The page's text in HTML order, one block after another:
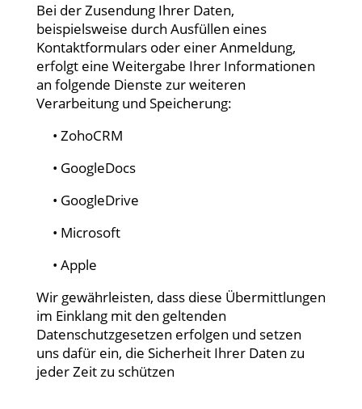
Bei der Zusendung Ihrer Daten,
beispielsweise durch Ausfüllen eines
Kontaktformulars oder einer Anmeldung,
erfolgt eine Weitergabe Ihrer Informationen
an folgende Dienste zur weiteren
Verarbeitung und Speicherung:
• ZohoCRM
• GoogleDocs
• GoogleDrive
• Microsoft
• Apple
Wir gewährleisten, dass diese Übermittlungen
im Einklang mit den geltenden
Datenschutzgesetzen erfolgen und setzen
uns dafür ein, die Sicherheit Ihrer Daten zu
jeder Zeit zu schützen